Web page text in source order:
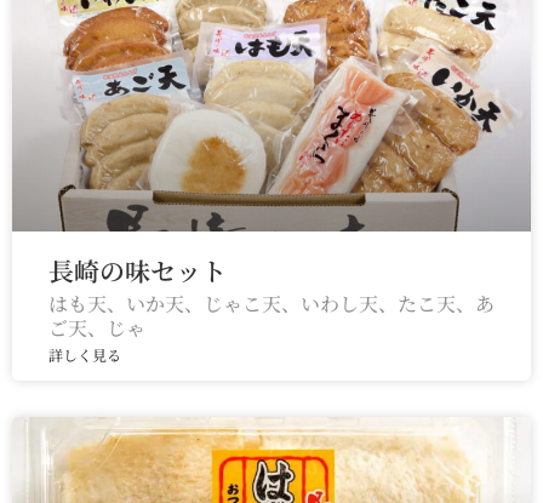
長崎の味セット
はも天、いか天、じゃこ天、いわし天、たこ天、あ
ご天、じゃ
詳しく見る